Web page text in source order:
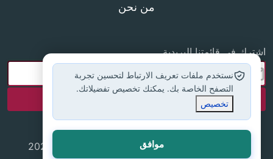
من نحن
اشترك في قائمتنا البريدية
جميع الحقوق محفوظة لموقع إسلام أون لاين © 2025
نستخدم ملفات تعريف الارتباط لتحسين تجربة
التصفح الخاصة بك. يمكنك تخصيص تفضيلاتك.
تخصيص
موافق